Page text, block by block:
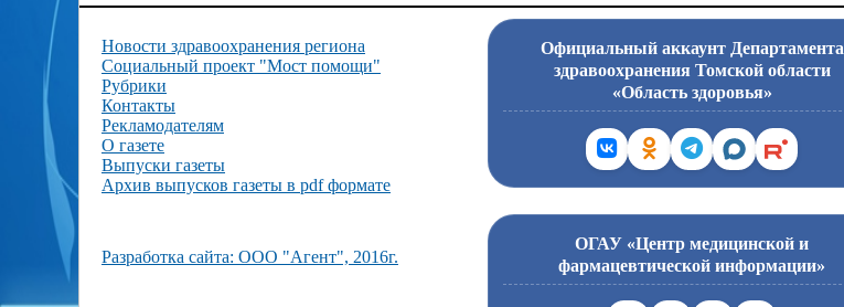
Новости здравоохранения региона
Социальный проект "Мост помощи"
Рубрики
Контакты
Рекламодателям
О газете
Выпуски газеты
Архив выпусков газеты в pdf формате
Разработка сайта: ООО "Агент", 2016г.
Официальный аккаунт Департамента
здравоохранения Томской области
«Область здоровья»
ОГАУ «Центр медицинской и
фармацевтической информации»